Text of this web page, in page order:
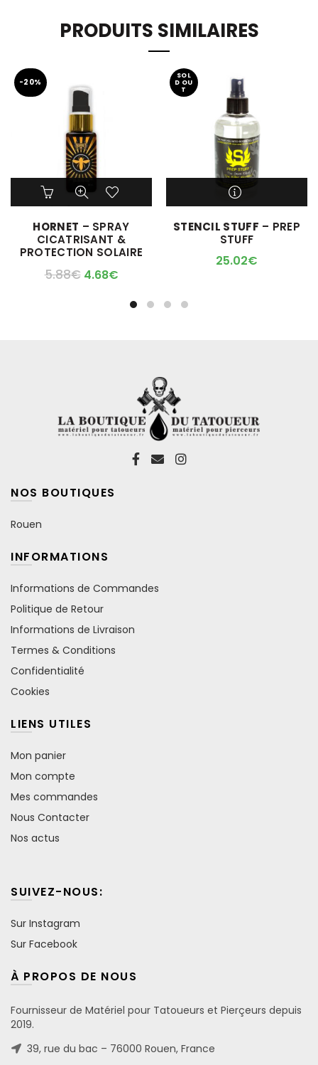
PRODUITS SIMILAIRES
-20%
HORNET – SPRAY
CICATRISANT &
PROTECTION SOLAIRE
5.88€ 4.68€
SOL
D OU
T
M'ALERTER QUAND
L'ARTICLE SERA DISPO !
STENCIL STUFF – PREP
STUFF
25.02€
NOS BOUTIQUES
Rouen
INFORMATIONS
Informations de Commandes
Politique de Retour
Informations de Livraison
Termes & Conditions
Confidentialité
Cookies
LIENS UTILES
Mon panier
Mon compte
Mes commandes
Nous Contacter
Nos actus
SUIVEZ-NOUS:
Sur Instagram
Sur Facebook
À PROPOS DE NOUS
Fournisseur de Matériel pour Tatoueurs et Pierçeurs depuis
2019.
39, rue du bac – 76000 Rouen, France